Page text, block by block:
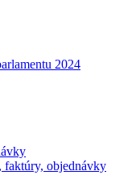
2024
objednávky